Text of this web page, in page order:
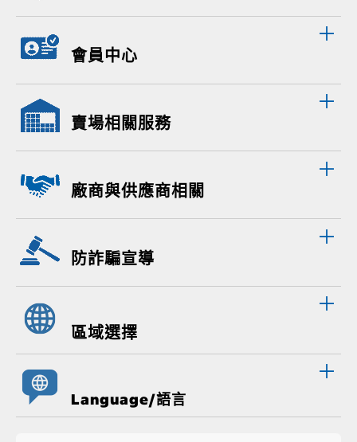
會員中心
賣場相關服務
廠商與供應商相關
防詐騙宣導
區域選擇
Language/語言